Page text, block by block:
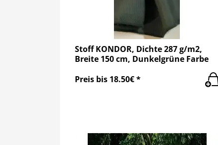
Stoff KONDOR, Dichte 287 g/m2,
Breite 150 cm, Dunkelgrüne Farbe
Preis bis 18.50€ *